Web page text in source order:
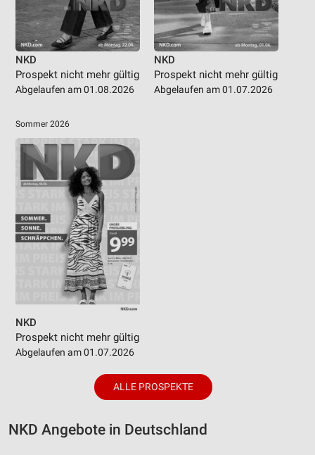
NKD
Prospekt nicht mehr gültig
Abgelaufen am 01.08.2026
NKD
Prospekt nicht mehr gültig
Abgelaufen am 01.07.2026
Sommer 2026
NKD
Prospekt nicht mehr gültig
Abgelaufen am 01.07.2026
ALLE PROSPEKTE
NKD Angebote in Deutschland